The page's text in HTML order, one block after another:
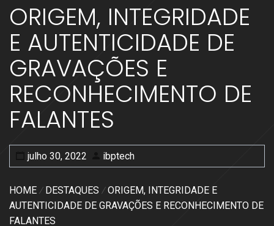
ORIGEM, INTEGRIDADE
E AUTENTICIDADE DE
GRAVAÇÕES E
RECONHECIMENTO DE
FALANTES
julho 30, 2022 ibptech
HOME DESTAQUES
ORIGEM, INTEGRIDADE E
AUTENTICIDADE DE GRAVAÇÕES E RECONHECIMENTO DE
FALANTES